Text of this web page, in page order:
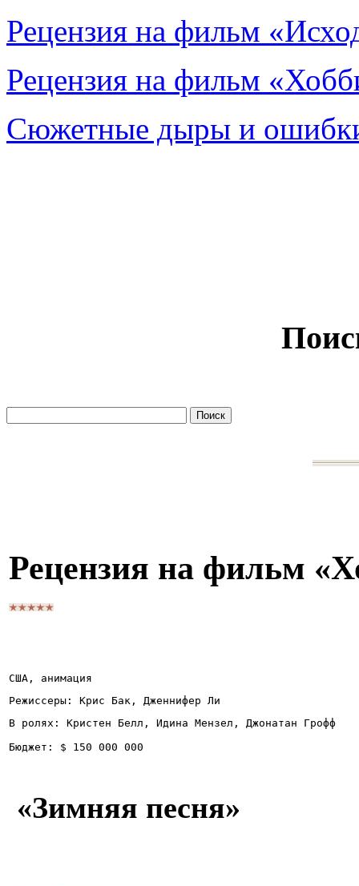
Рецензия на фильм
Рецензия на фильм
Сюжетные дыры и
Рецензия на фильм
США, анимация
Режиссеры: Крис Бак, Дженнифер Ли
В ролях: Кристен Белл, Идина Мензел, Джонатан Грофф
Бюджет: $ 150 000 000
«Зимняя песня»